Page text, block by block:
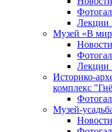
Лекции
Музей «В
Лекции
Историко-
комплекс
Музей-
Новости